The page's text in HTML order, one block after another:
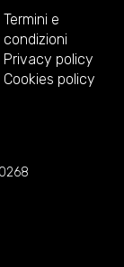
Termini e
condizioni
Privacy policy
Cookies policy